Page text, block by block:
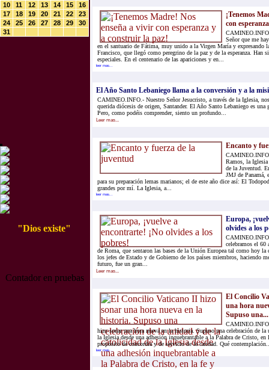
10
11 12 13 14 15
16
17
18 19 20 21 22
23
24
25 26 27 28 29
30
31
"Dios existe"
Contador en pruebas
¡Tenemos
con
Señor que me
en el santuario de Fátima, muy unido a la Virgen María y expresando
Francisco, que llegó como peregrino de la paz y de la esperanza. Han
especiales. En el centenario de las apariciones y en...
leer mas...
El Año Santo Lebaniego llama a la conversión y a la
CAMINEO.INFO.- Nuestro Señor Jesucristo, a través de la Iglesia,
querida diócesis de origen, Santander. El Año Santo Lebaniego es una
Pero, como podéis comprender, siento un profundo...
Leer mas...
Encanto y
Ramos, la
de la Juventud.
JMJ de Panamá,
para su preparación lemas marianos; el de este año dice así: El
grandes por mí. La Iglesia, a...
leer mas...
Europa,
olvides a los
celebramos el 60
de Roma, que sentaron las bases de la Unión Europea tal como hoy la
los jefes de Estado y de Gobierno de los países miembros, haciendo
futuro, fue un gran...
Leer mas...
El Concilio
una hora
Supuso una...
hizo sonar una hora nueva en la historia. Supuso una celebración de
la Iglesia desde una adhesión inquebrantable a la Palabra de Cristo,
propósito de concordia y de servicio de la caridad. Qué
leer mas...